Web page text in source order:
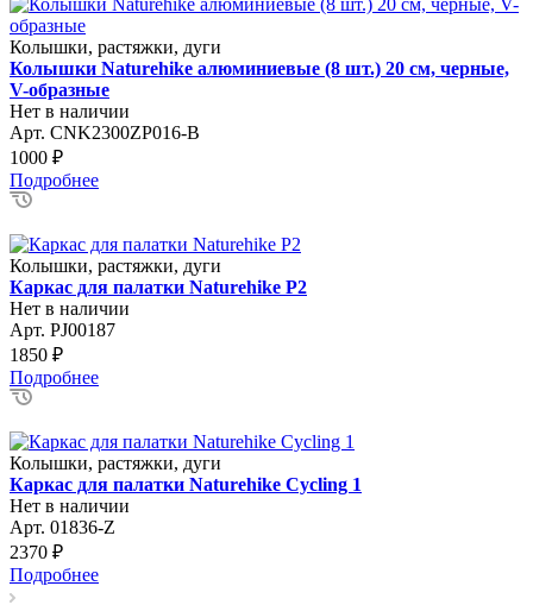
Колышки, растяжки, дуги
Колышки Naturehike алюминиевые (8 шт.) 20 см, черные,
V-образные
Нет в наличии
Арт. CNK2300ZP016-B
1000 ₽
Подробнее
Колышки, растяжки, дуги
Каркас для палатки Naturehike P2
Нет в наличии
Арт. PJ00187
1850 ₽
Подробнее
Колышки, растяжки, дуги
Каркас для палатки Naturehike Cycling 1
Нет в наличии
Арт. 01836-Z
2370 ₽
Подробнее